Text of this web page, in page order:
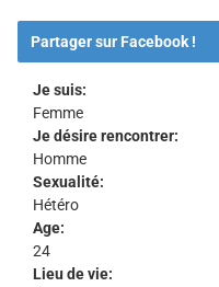
Partager sur Facebook !
Je suis:
Femme
Je désire rencontrer:
Homme
Sexualité:
Hétéro
Age:
24
Lieu de vie: